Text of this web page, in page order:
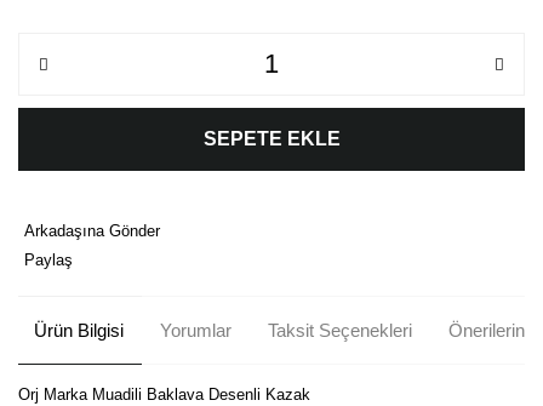
SEPETE EKLE
Arkadaşına Gönder
Paylaş
Ürün Bilgisi Yorumlar Taksit Seçenekleri Önerileriniz
Orj Marka Muadili Baklava Desenli Kazak